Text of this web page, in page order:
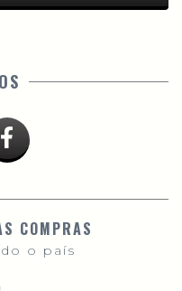
COMPRAS
o país